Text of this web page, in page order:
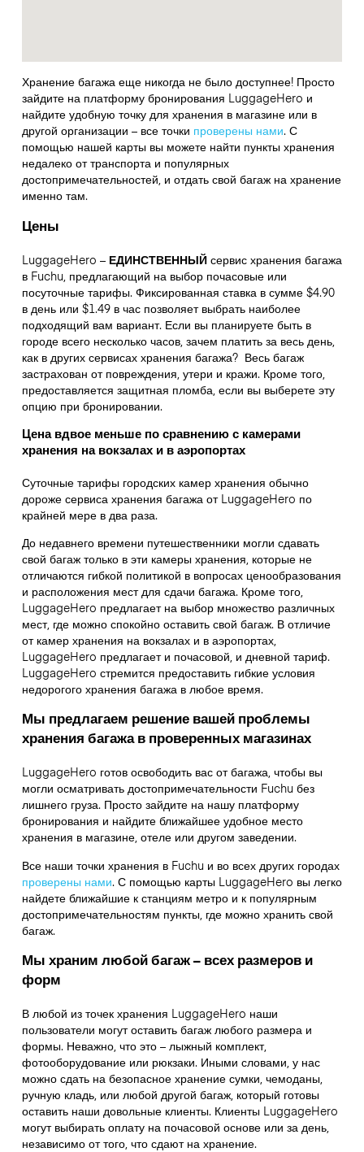
Хранение багажа еще никогда не было доступнее! Просто
зайдите на платформу бронирования LuggageHero и
найдите удобную точку для хранения в магазине или в
другой организации – все точки проверены нами. С
помощью нашей карты вы можете найти пункты хранения
недалеко от транспорта и популярных
достопримечательностей, и отдать свой багаж на хранение
именно там.
Цены
LuggageHero – ЕДИНСТВЕННЫЙсервис хранения багажа
в Fuchu, предлагающий на выбор почасовые или
посуточные тарифы. Фиксированная ставка в сумме $4.90
в день или $1.49 в час позволяет выбрать наиболее
подходящий вам вариант. Если вы планируете быть в
городе всего несколько часов, зачем платить за весь день,
как в других сервисах хранения багажа? Весь багаж
застрахован от повреждения, утери и кражи. Кроме того,
предоставляется защитная пломба, если вы выберете эту
опцию при бронировании.
Цена вдвое меньше по сравнению с камерами
хранения на вокзалах и в аэропортах
Суточные тарифы городских камер хранения обычно
дороже сервиса хранения багажа от LuggageHero по
крайней мере в два раза.
До недавнего времени путешественники могли сдавать
свой багаж только в эти камеры хранения, которые не
отличаются гибкой политикой в вопросах ценообразования
и расположения мест для сдачи багажа. Кроме того,
LuggageHero предлагает на выбор множество различных
мест, где можно спокойно оставить свой багаж. В отличие
от камер хранения на вокзалах и в аэропортах,
LuggageHero предлагает и почасовой, и дневной тариф.
LuggageHero стремится предоставить гибкие условия
недорогого хранения багажа в любое время.
Мы предлагаем решение вашей проблемы
хранения багажа в проверенных магазинах
LuggageHero готов освободить вас от багажа, чтобы вы
могли осматривать достопримечательности Fuchu без
лишнего груза. Просто зайдите на нашу платформу
бронирования и найдите ближайшее удобное место
хранения в магазине, отеле или другом заведении.
Все наши точки хранения в Fuchu и во всех других городах
проверены нами. С помощью карты LuggageHero вы легко
найдете ближайшие к станциям метро и к популярным
достопримечательностям пункты, где можно хранить свой
багаж.
Мы храним любой багаж – всех размеров и
форм
В любой из точек хранения LuggageHero наши
пользователи могут оставить багаж любого размера и
формы. Неважно, что это – лыжный комплект,
фотооборудование или рюкзаки. Иными словами, у нас
можно сдать на безопасное хранение сумки, чемоданы,
ручную кладь, или любой другой багаж, который готовы
оставить наши довольные клиенты. Клиенты LuggageHero
могут выбирать оплату на почасовой основе или за день,
независимо от того, что сдают на хранение.